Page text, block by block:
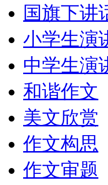
国旗下讲
小学生演
中学生演
和谐作文
美文欣赏
作文构思
作文审题